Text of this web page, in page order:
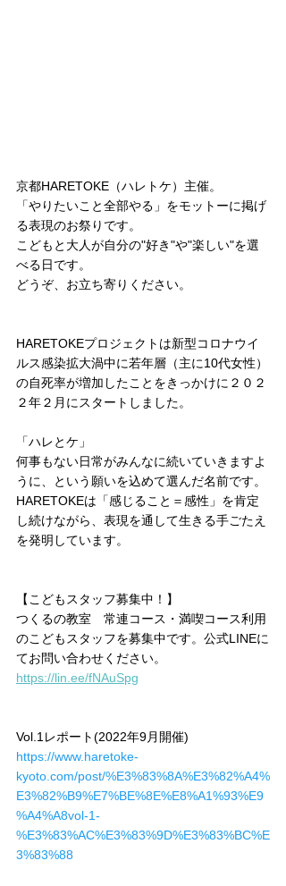
京都HARETOKE（ハレトケ）主催。
「やりたいこと全部やる」をモットーに掲げ
る表現のお祭りです。
こどもと大人が自分の"好き"や"楽しい"を選
べる日です。
どうぞ、お立ち寄りください。
HARETOKEプロジェクトは新型コロナウイ
ルス感染拡大渦中に若年層（主に10代女性）
の自死率が増加したことをきっかけに２０２
２年２月にスタートしました。
「ハレとケ」
何事もない日常がみんなに続いていきますよ
うに、という願いを込めて選んだ名前です。
HARETOKEは「感じること＝感性」を肯定
し続けながら、表現を通して生きる手ごたえ
を発明しています。
【こどもスタッフ募集中！】
つくるの教室　常連コース・満喫コース利用
のこどもスタッフを募集中です。公式LINEに
てお問い合わせください。
https://lin.ee/fNAuSpg
Vol.1レポート(2022年9月開催)
https://www.haretoke-
kyoto.com/post/%E3%83%8A%E3%82%A4%
E3%82%B9%E7%BE%8E%E8%A1%93%E9
%A4%A8vol-1-
%E3%83%AC%E3%83%9D%E3%83%BC%E
3%83%88